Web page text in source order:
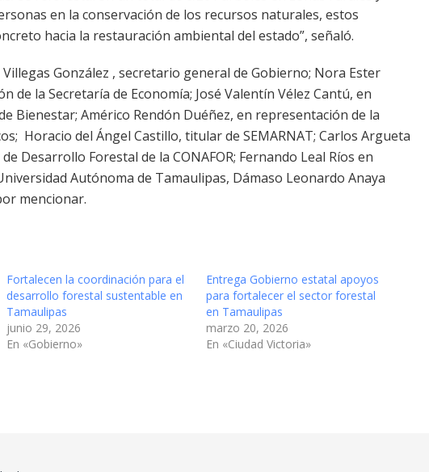
en la conservación de los recursos naturales, estos
hacia la restauración ambiental del estado”, señaló.
González , secretario general de Gobierno; Nora Ester
de la Secretaría de Economía; José Valentín Vélez Cantú, en
Bienestar; Américo Rendón Duéñez, en representación de la
Horacio del Ángel Castillo, titular de SEMARNAT; Carlos Argueta
Desarrollo Forestal de la CONAFOR; Fernando Leal Ríos en
Autónoma de Tamaulipas, Dámaso Leonardo Anaya
mencionar.
Fortalecen la coordinación para el
desarrollo forestal sustentable en
Tamaulipas
junio 29, 2026
En «Gobierno»
Entrega Gobierno estatal apoyos
para fortalecer el sector forestal
en Tamaulipas
marzo 20, 2026
En «Ciudad Victoria»